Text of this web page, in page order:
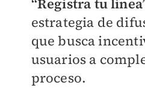
“Registra tu
estrategia de
que busca
usuarios a
proceso.